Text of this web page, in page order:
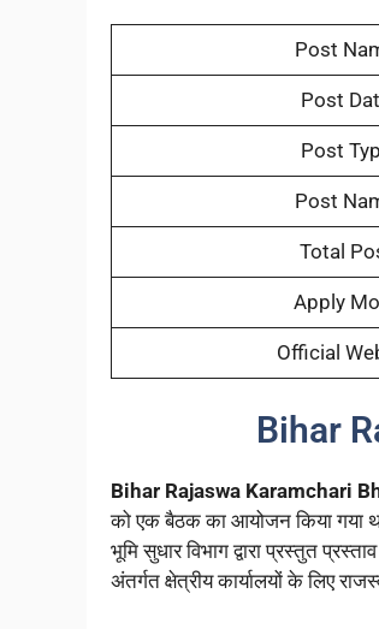
Post
Post
Post
Post
Total
Apply
Official
Bihar
Bihar Rajaswa Karamchari
को एक बैठक का आयोजन किया गया
भूमि सुधार विभाग द्वारा प्रस्तुत
अंतर्गत क्षेत्रीय कार्यालयों के लिए